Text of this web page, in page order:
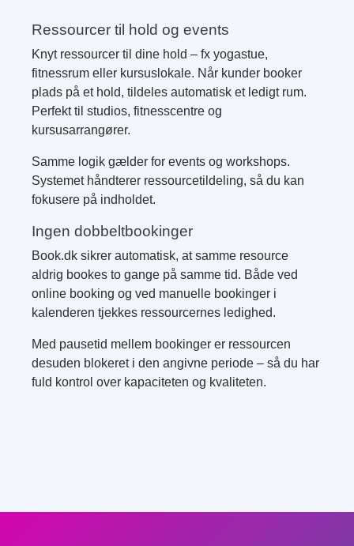
Ressourcer til hold og events
Knyt ressourcer til dine hold – fx yogastue,
fitnessrum eller kursuslokale. Når kunder booker
plads på et hold, tildeles automatisk et ledigt rum.
Perfekt til studios, fitnesscentre og
kursusarrangører.
Samme logik gælder for events og workshops.
Systemet håndterer ressourcetildeling, så du kan
fokusere på indholdet.
Ingen dobbeltbookinger
Book.dk sikrer automatisk, at samme resource
aldrig bookes to gange på samme tid. Både ved
online booking og ved manuelle bookinger i
kalenderen tjekkes ressourcernes ledighed.
Med pausetid mellem bookinger er ressourcen
desuden blokeret i den angivne periode – så du har
fuld kontrol over kapaciteten og kvaliteten.